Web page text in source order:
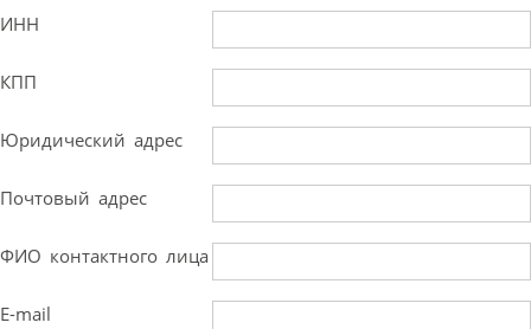
ИНН
КПП
Юридический адрес
Почтовый адрес
ФИО контактного лица
E-mail